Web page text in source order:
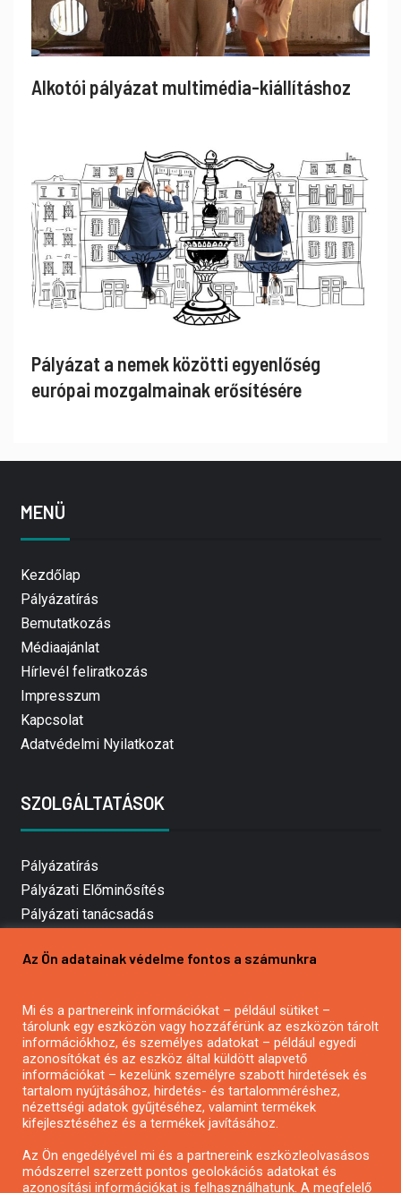
Alkotói pályázat multimédia-kiállításhoz
Pályázat a nemek közötti egyenlőség
európai mozgalmainak erősítésére
MENÜ
Kezdőlap
Pályázatírás
Bemutatkozás
Médiaajánlat
Hírlevél feliratkozás
Impresszum
Kapcsolat
Adatvédelmi Nyilatkozat
SZOLGÁLTATÁSOK
Pályázatírás
Pályázati Előminősítés
Pályázati tanácsadás
Mezőgazdasági pályázatírás
Pályázatírás civil szervezeteknek
Pályázatírás önkormányzatoknak
Pályázatfigyelés
Specifikus pályázatfigyelés vagy hírlevél
Az Ön adatainak védelme fontos a számunkra
Mi és a partnereink információkat – például sütiket –
tárolunk egy eszközön vagy hozzáférünk az eszközön tárolt
információkhoz, és személyes adatokat – például egyedi
azonosítókat és az eszköz által küldött alapvető
információkat – kezelünk személyre szabott hirdetések és
tartalom nyújtásához, hirdetés- és tartalomméréshez,
nézettségi adatok gyűjtéséhez, valamint termékek
kifejlesztéséhez és a termékek javításához.
Az Ön engedélyével mi és a partnereink eszközleolvasásos
módszerrel szerzett pontos geolokációs adatokat és
azonosítási információkat is felhasználhatunk. A megfelelő